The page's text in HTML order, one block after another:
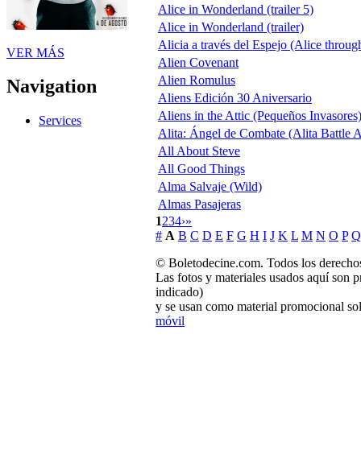
VER MÁS
Navigation
Services
Alice in Wonderland (trailer 5)
Alice in Wonderland (trailer)
Alicia a través del Espejo (Alice
Alien Covenant
Alien Romulus
Aliens Edición 30 Aniversario
Aliens in the Attic (Pequeños Invasores)
Alita: Ángel de Combate (Alita Battle
All About Steve
All Good Things
Alma Salvaje (Wild)
Almas Pasajeras
1234›»
# A B C D E F G H I J K L M N O P Q
© Boletodecine.com. Todos los
Las fotos y materiales usados aquí son
indicado)
y se usan como material promocional
móvil